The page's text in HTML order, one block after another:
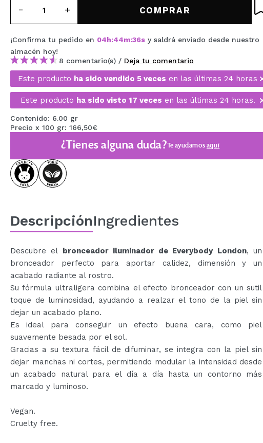
MAQUIFARMA
TRAVEL SIZE
NATURE
OFERTAS
OUTLET
¡HAN VUELTO!
PRÓXIMAMENTE
BLOG
COMPRAR
¡Confirma tu pedido en 04h:44m:35sy saldrá enviado desde nuestro
almacén hoy!
8 comentario(s) / Deja tu comentario
Este producto ha sido vendido 5 veces en las últimas 24 horas
Este producto ha sido visto 17 veces en las últimas 24 horas.
Contenido: 6.00 gr
Precio x 100 gr: 166,50€
¿Tienes alguna duda?Te ayudamosaquí
DescripciónIngredientes
Descubre el bronceador iluminador de Everybody London, un
bronceador perfecto para aportar calidez, dimensión y un
acabado radiante al rostro.
Su fórmula ultraligera combina el efecto bronceador con un sutil
toque de luminosidad, ayudando a realzar el tono de la piel sin
dejar un acabado plano.
Es ideal para conseguir un efecto buena cara, como piel
suavemente besada por el sol.
Gracias a su textura fácil de difuminar, se integra con la piel sin
dejar manchas ni cortes, permitiendo modular la intensidad desde
un acabado natural para el día a día hasta un contorno más
marcado y luminoso.
Vegan.
Cruelty free.